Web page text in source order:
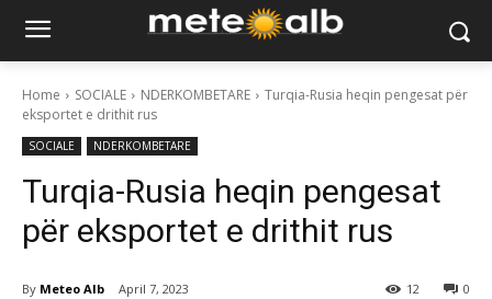
Home SOCIALE NDERKOMBETARE
Turqia-Rusia heqin pengesat për
eksportet e drithit rus
SOCIALE NDERKOMBETARE
Turqia-Rusia heqin pengesat
për eksportet e drithit rus
By Meteo Alb April 7, 2023 0
12